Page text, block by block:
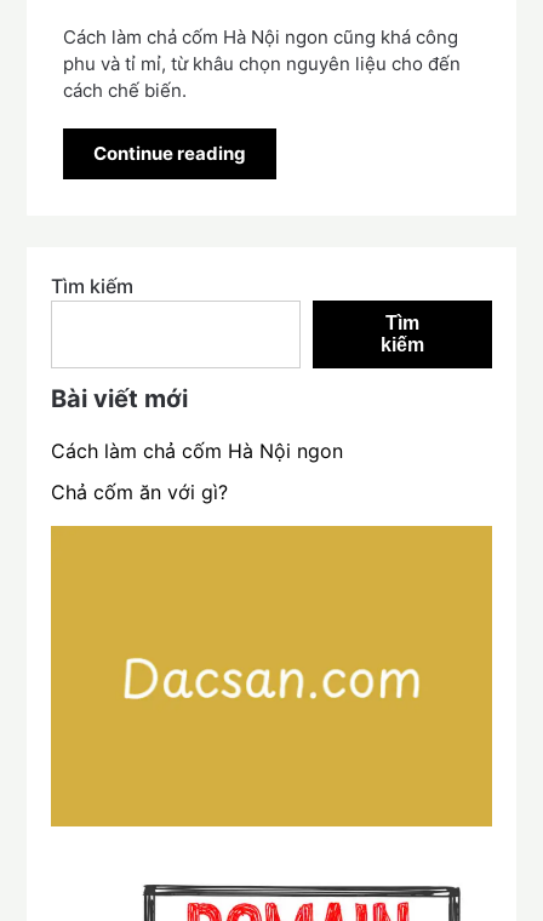
Cách làm chả cốm Hà Nội ngon cũng khá công
phu và tỉ mỉ, từ khâu chọn nguyên liệu cho đến
cách chế biến.
Continue reading
Tìm kiếm
Tìm
kiếm
Bài viết mới
Cách làm chả cốm Hà Nội ngon
Chả cốm ăn với gì?